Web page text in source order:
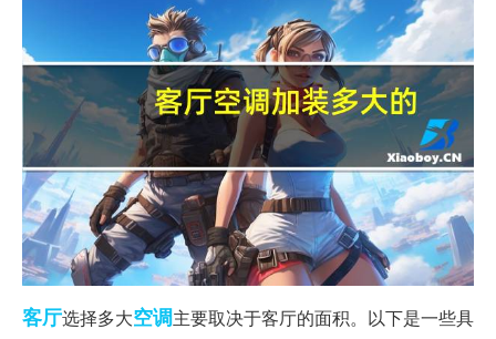
客厅选择多大空调主要取决于客厅的面积。以下是一些具